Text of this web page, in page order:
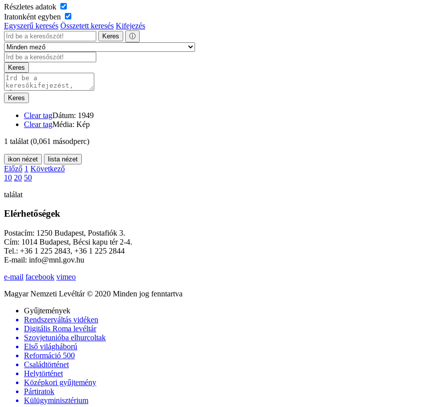
Részletes adatok
Iratonként egyben
Egyszerű keresés Összetett keresés Kifejezés
Keres ⓘ
Keres
Keres
Clear tagDátum: 1949
Clear tagMédia: Kép
1 találat (0,061 másodperc)
ikon nézet lista nézet
Előző 1 Következő
10 20 50
találat
Elérhetőségek
Postacím: 1250 Budapest, Postafiók 3.
Cím: 1014 Budapest, Bécsi kapu tér 2-4.
Tel.: +36 1 225 2843, +36 1 225 2844
E-mail: info@mnl.gov.hu
e-mail facebook vimeo
Magyar Nemzeti Levéltár © 2020 Minden jog fenntartva
Gyűjtemények
Rendszerváltás vidéken
Digitális Roma levéltár
Szovjetunióba elhurcoltak
Első világháború
Reformáció 500
Családtörténet
Helytörténet
Középkori gyűjtemény
Pártiratok
Külügyminisztérium